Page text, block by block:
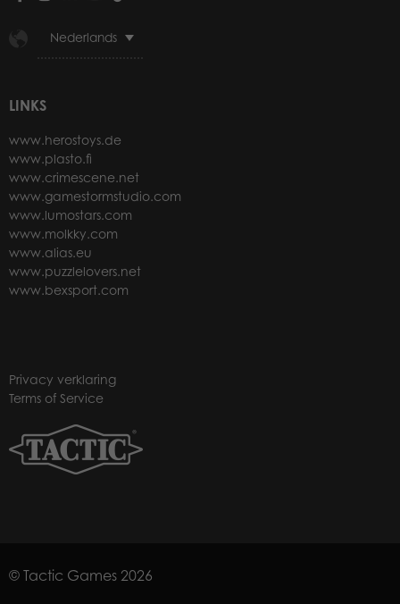
Nederlands
LINKS
www.herostoys.de
www.plasto.fi
www.crimescene.net
www.gamestormstudio.com
www.lumostars.com
www.molkky.com
www.alias.eu
www.puzzlelovers.net
www.bexsport.com
Privacy verklaring
Terms of Service
© Tactic Games 2026